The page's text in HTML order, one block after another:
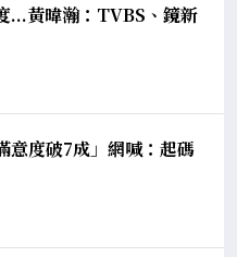
...黃暐瀚：TVBS、鏡新
意度破7成」網喊：起碼